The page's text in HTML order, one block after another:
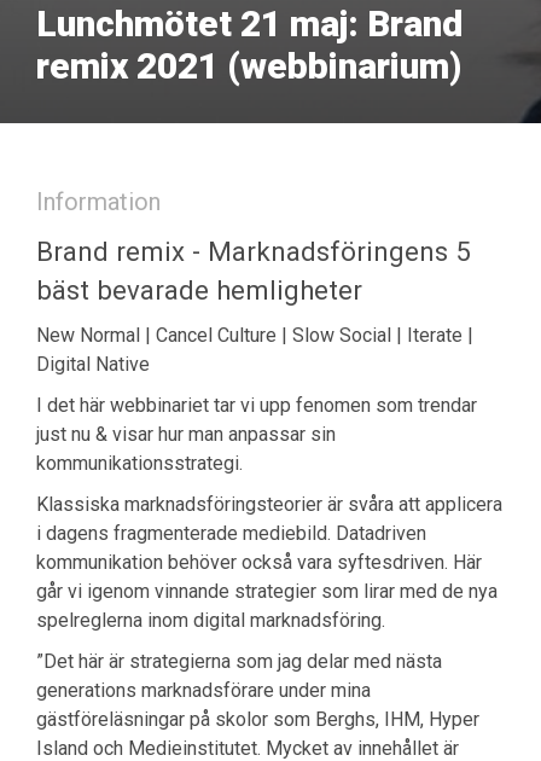
Lunchmötet 21 maj: Brand
remix 2021 (webbinarium)
Information
Brand remix - Marknadsföringens 5
bäst bevarade hemligheter
New Normal | Cancel Culture | Slow Social | Iterate |
Digital Native
I det här webbinariet tar vi upp fenomen som trendar
just nu & visar hur man anpassar sin
kommunikationsstrategi.
Klassiska marknadsföringsteorier är svåra att applicera
i dagens fragmenterade mediebild. Datadriven
kommunikation behöver också vara syftesdriven. Här
går vi igenom vinnande strategier som lirar med de nya
spelreglerna inom digital marknadsföring.
”Det här är strategierna som jag delar med nästa
generations marknadsförare under mina
gästföreläsningar på skolor som Berghs, IHM, Hyper
Island och Medieinstitutet. Mycket av innehållet är